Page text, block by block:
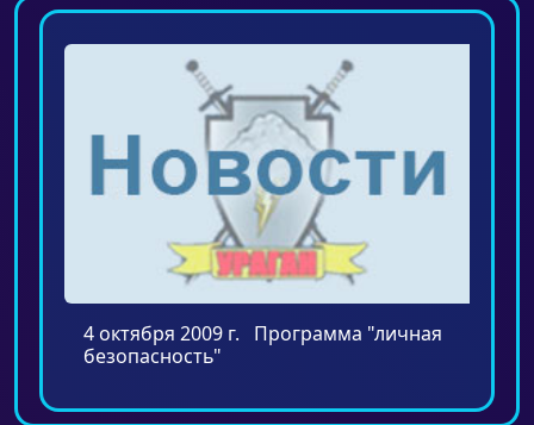
4 октября 2009 г. Программа "личная
безопасность"